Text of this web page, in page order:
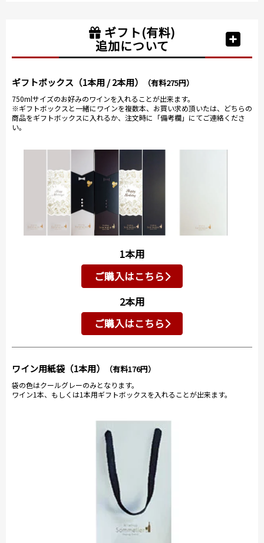
ギフト(有料)
追加について
ギフトボックス（1本用 / 2本用） （有料275円）
750mlサイズのお好みのワインを入れることが出来ます。
※ギフトボックスと一緒にワインを複数本、お買い求め頂いたは、どちらの
商品をギフトボックスに入れるか、注文時に「備考欄」にてご連絡くださ
い。
1本用
ご購入はこちら
2本用
ご購入はこちら
ワイン用紙袋（1本用） （有料176円）
袋の色はクールグレーのみとなります。
ワイン1本、もしくは1本用ギフトボックスを入れることが出来ます。